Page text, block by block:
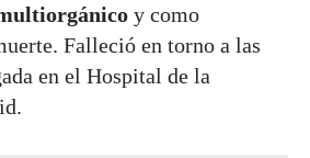
y como
Falleció en torno a las
en el Hospital de la